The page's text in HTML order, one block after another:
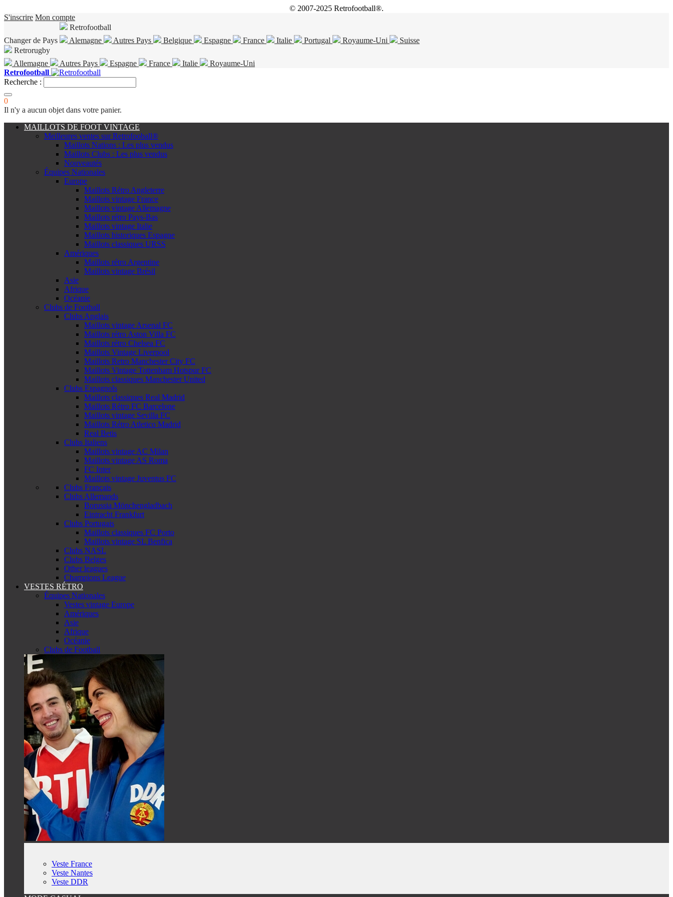
© 2007-2025 Retrofootball®.
S'inscrire Mon compte
Changer de Pays
Retrofootball
Alemagne
Autres Pays Belgique Espagne France Italie Portugal Royaume-Uni
Suisse
Retrorugby
Allemagne
Autres Pays Espagne France Italie
Royaume-Uni
Retrofootball
Recherche :
0
Il n'y a aucun objet dans votre panier.
MAILLOTS DE FOOT VINTAGE
Meilleures ventes sur Retrofooball®
Maillots Nations : Les plus vendus
Maillots Clubs : Les plus vendus
Nouveautés
Équipes Nationales
Europe
Maillots Rétro Angleterre
Maillots vintage France
Maillots vintage Allemagne
Maillots rétro Pays-Bas
Maillots vintage Italie
Maillots historiques Espagne
Maillots classiques URSS
Amériques
Maillots rétro Argentine
Maillots vintage Brésil
Asie
Afrique
Océanie
Clubs de Football
Clubs Anglais
Maillots vintage Arsenal FC
Maillots rétro Aston Villa FC
Maillots rétro Chelsea FC
Maillots Vintage Liverpool
Maillots Retro Manchester City FC
Maillots Vintage Tottenham Hotspur FC
Maillots classiques Manchester United
Clubs Espagnols
Maillots classiques Real Madrid
Maillots Rétro FC Barcelone
Maillots vintage Sevilla FC
Maillots Rétro Atletico Madrid
Real Betis
Clubs Italiens
Maillots vintage AC Milan
Maillots vintage AS Roma
FC Inter
Maillots vintage Juventus FC
Clubs Français
Clubs Allemands
Borussia Mönchengladbach
Eintracht Frankfurt
Clubs Portugais
Maillots classiques FC Porto
Maillots vintage SL Benfica
Clubs NASL
Clubs Belges
Other leagues
Champions League
VESTES RÉTRO
Équipes Nationales
Vestes vintage Europe
Amériques
Asie
Afrique
Océanie
Clubs de Football
Veste France
Veste Nantes
Veste DDR